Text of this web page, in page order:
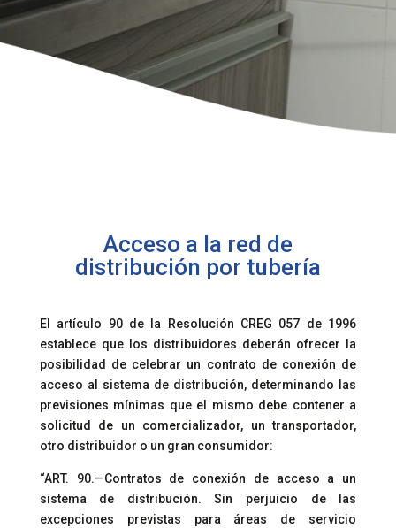
Acceso a la red de
distribución por tubería
El artículo 90 de la Resolución CREG 057 de 1996
establece que los distribuidores deberán ofrecer la
posibilidad de celebrar un contrato de conexión de
acceso al sistema de distribución, determinando las
previsiones mínimas que el mismo debe contener a
solicitud de un comercializador, un transportador,
otro distribuidor o un gran consumidor:
“ART. 90.—Contratos de conexión de acceso a un
sistema de distribución. Sin perjuicio de las
excepciones previstas para áreas de servicio